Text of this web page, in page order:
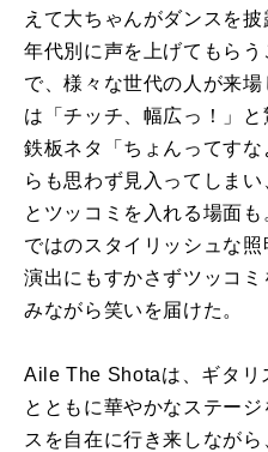
えて大ちゃんがダンスを
年代別に声を上げてもら
で、様々な世代の人が来
は「チッチ、幅広っ！」
鉄板ネタ「ちょんってす
らも思わず見入ってしまい
とツッコミを入れる場面
ではのスタイリッシュな
演出にもすかさずツッコ
みながら笑いを届けた。
Aile The Shotaは、ギタリ
とともに華やかなステー
スを自在に行き来しなが